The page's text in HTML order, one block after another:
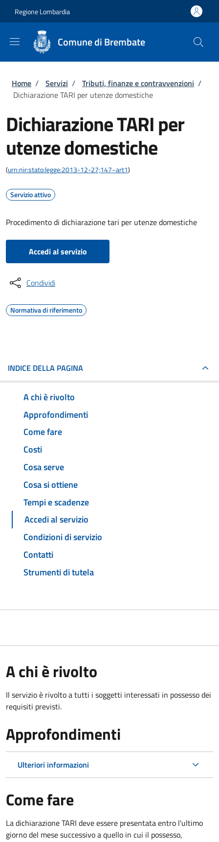
Regione Lombardia
Comune di Brembate
Briciole di pane
Home / Servizi / Tributi, finanze e contravvenzioni /
Dichiarazione TARI per utenze domestiche
Dichiarazione TARI per
utenze domestiche
(urn:nir:stato:legge:2013-12-27;147~art1)
Servizio attivo
Procedimento di dichiarazione tari per utenze domestiche
Accedi al servizio
Condividi
Normativa di riferimento
INDICE DELLA PAGINA
A chi è rivolto
Approfondimenti
Come fare
Costi
Cosa serve
Cosa si ottiene
Tempi e scadenze
Accedi al servizio
Condizioni di servizio
Contatti
Strumenti di tutela
A chi è rivolto
Il servizio è rivolto a tutti i soggetti interessati in possesso dei
requisiti previsti.
Approfondimenti
Ulteriori informazioni
Come fare
La dichiarazione TARI deve essere presentata entro l'ultimo
giorno del mese successivo a quello in cui il possesso,